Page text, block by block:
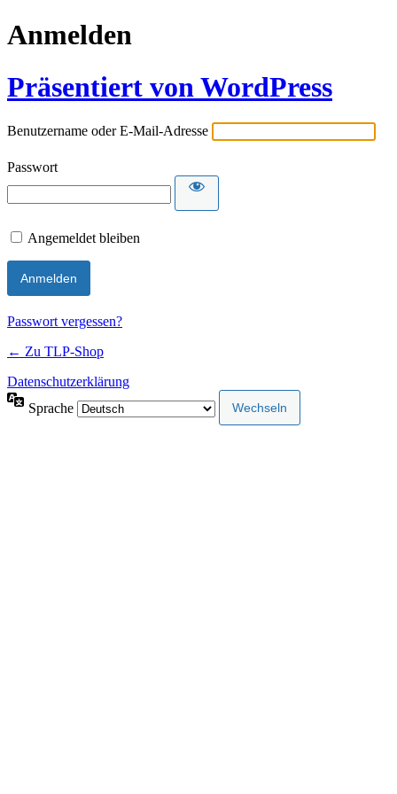
Anmelden
Präsentiert von WordPress
Benutzername oder E-Mail-Adresse
Passwort
Angemeldet bleiben
Passwort vergessen?
← Zu TLP-Shop
Datenschutzerklärung
Sprache